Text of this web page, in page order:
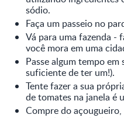
sódio.
Faça um passeio no
Vá para uma fazenda -
você mora em uma
Passe algum tempo
suficiente de ter um!).
Tente fazer a sua
de tomates na janela é
Compre do